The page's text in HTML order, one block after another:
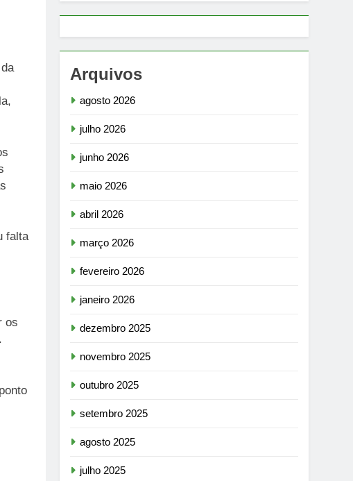
falta
os
Arquivos
agosto 2026
julho 2026
junho 2026
maio 2026
abril 2026
março 2026
fevereiro 2026
janeiro 2026
dezembro 2025
novembro 2025
outubro 2025
setembro 2025
agosto 2025
julho 2025